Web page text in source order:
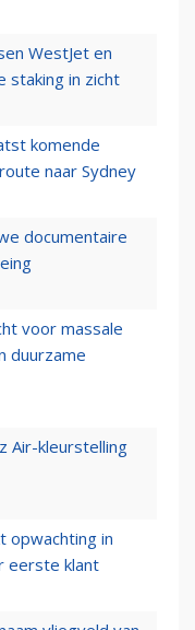
WestJet en
staking in zicht
komende
naar Sydney
documentaire
voor massale
duurzame
Air-kleurstelling
opwachting in
eerste klant